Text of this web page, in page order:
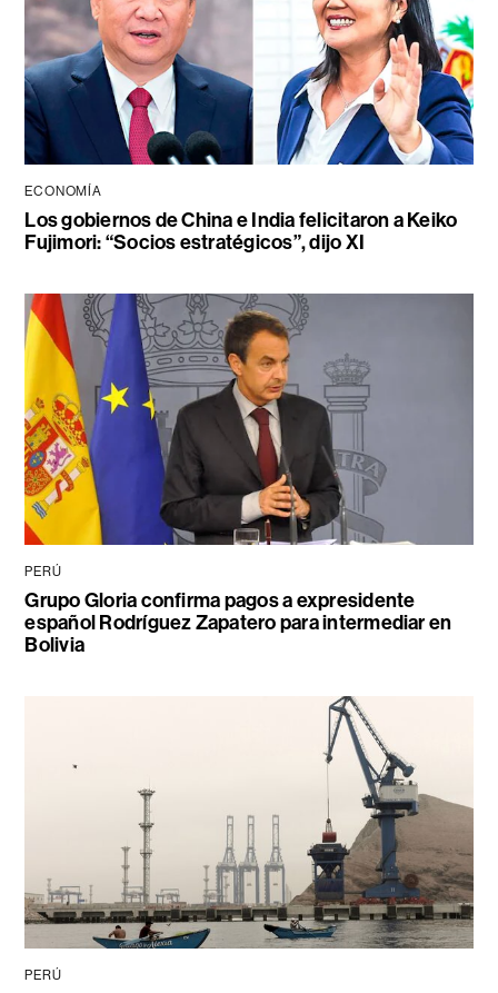
ECONOMÍA
Los gobiernos de China e India felicitaron a Keiko
Fujimori: “Socios estratégicos”, dijo XI
PERÚ
Grupo Gloria confirma pagos a expresidente
español Rodríguez Zapatero para intermediar en
Bolivia
PERÚ